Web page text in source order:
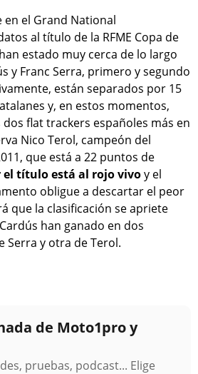
el Grand National
al título de la RFME Copa de
estado muy cerca de lo largo
y Franc Serra, primero y segundo
están separados por 15
y, en estos momentos,
flat trackers españoles más en
Nico Terol, campeón del
que está a 22 puntos de
el título está al rojo vivoy el
obligue a descartar el peor
que la clasificación se apriete
han ganado en dos
Serra y otra de Terol.
de Moto1pro y
pruebas, podcast... Elige